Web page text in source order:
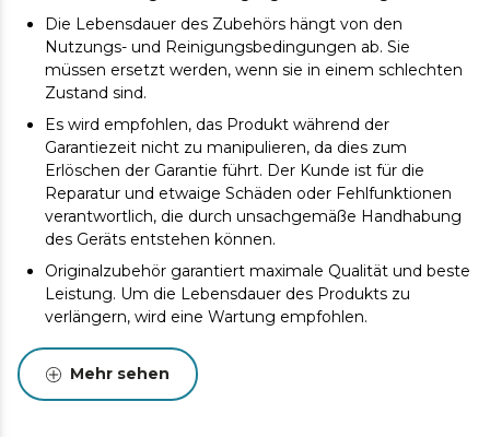
Die Lebensdauer des Zubehörs hängt von den
Nutzungs- und Reinigungsbedingungen ab. Sie
müssen ersetzt werden, wenn sie in einem schlechten
Zustand sind.
Es wird empfohlen, das Produkt während der
Garantiezeit nicht zu manipulieren, da dies zum
Erlöschen der Garantie führt. Der Kunde ist für die
Reparatur und etwaige Schäden oder Fehlfunktionen
verantwortlich, die durch unsachgemäße Handhabung
des Geräts entstehen können.
Originalzubehör garantiert maximale Qualität und beste
Leistung. Um die Lebensdauer des Produkts zu
verlängern, wird eine Wartung empfohlen.
Mehr sehen